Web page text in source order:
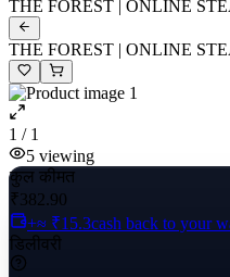
THE FOREST | ONLINE
THE FOREST | ONLINE
1 / 1
5 viewing
कुल कीमत
₹382.90
+≈ ₹15.3cash back to your
डिलीवरी